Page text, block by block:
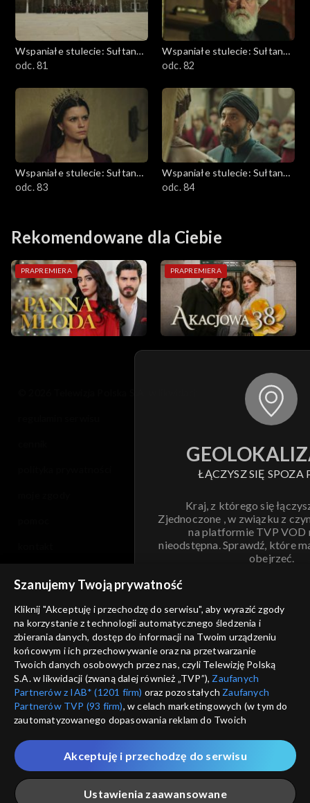
Wspaniałe stulecie: Sułtanka
Kösem
odc. 81
Wspaniałe stulecie: Sułtanka
Kösem
odc. 82
Wspaniałe stulecie: Sułtanka
Kösem
odc. 83
Wspaniałe stulecie: Sułtanka
Kösem
odc. 84
Rekomendowane dla Ciebie
PRAPREMIERA PRAPREMIERA
ŁĄCZYSZ SIĘ SPOZA
Kraj, z którego się
Zjednoczone , w związku z
na platformie TVP VOD
nieodstępna. Sprawdź, które
obejrzeć.
ANULUJ
informacje o dostawcy usług
Szanujemy Twoją prywatność
Kliknij "Akceptuję i przechodzę do serwisu", aby wyrazić zgody
na korzystanie z technologii automatycznego śledzenia i
zbierania danych, dostęp do informacji na Twoim urządzeniu
końcowym i ich przechowywanie oraz na przetwarzanie
Twoich danych osobowych przez nas, czyli Telewizję Polską
S.A. w likwidacji (zwaną dalej również „TVP”), Zaufanych
Partnerów z IAB* (1201 firm) oraz pozostałych Zaufanych
Partnerów TVP (93 firm), w celach marketingowych (w tym do
zautomatyzowanego dopasowania reklam do Twoich
które wskazujemy poniżej, a także zgody na udostępnianie
przez nas identyfikatora PPID do Google.
Twoje dane osobowe zbierane podczas odwiedzania przez
Ciebie naszych
poszczególnych serwisówzwanych dalej
Ustawienia zaawansowane
Akceptuję i przechodzę do serwisu